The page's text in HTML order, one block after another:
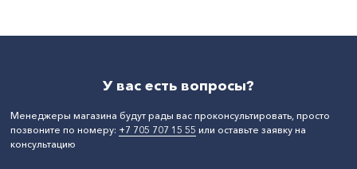
Бренд:
Makita
У вас есть вопросы?
Менеджеры магазина будут рады вас проконсультировать, просто
позвоните по номеру: +7 705 707 15 55 или оставьте заявку на
консультацию